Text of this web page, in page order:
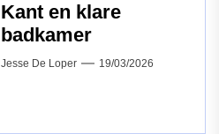
Kant en klare
badkamer
Jesse De Loper 19/03/2026